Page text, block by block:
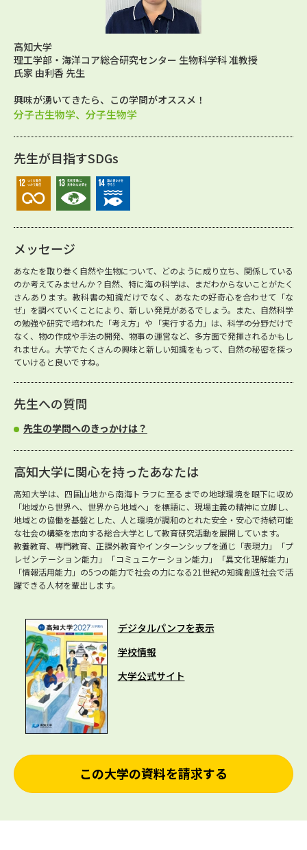
高知大学
理工学部・海洋コア総合研究センター 生物科学科 准教授
氏家 由利香 先生
興味が湧いてきたら、この学問がオススメ！
分子古生物学、分子生物学
先生が目指すSDGs
メッセージ
あなたを取り巻く自然や生物について、どのように成り立ち、関係している
のか考えてみませんか？自然、特に海の科学は、まだわからないことがたく
さんあります。教科書の知識だけでなく、あなたの好奇心を合わせて「な
ぜ」を調べていくことにより、新しい発見があるでしょう。また、自然科学
の勉強や研究で培われた「考え方」や「実行する力」は、科学の分野だけで
なく、物の作成や手法の開発、物事の運営など、多方面で発揮されるかもし
れません。大学でたくさんの興味と新しい知識をもって、自然の秘密を探っ
ていけると良いですね。
先生への質問
先生の学問へのきっかけは？
高知大学に関心を持ったあなたは
高知大学は、四国山地から南海トラフに至るまでの地球環境を眼下に収め
「地域から世界へ、世界から地域へ」を標語に、現場主義の精神に立脚し、
地域との協働を基盤とした、人と環境が調和のとれた安全・安心で持続可能
な社会の構築を志向する総合大学として教育研究活動を展開しています。
教養教育、専門教育、正課外教育やインターンシップを通じ「表現力」「プ
レゼンテーション能力」「コミュニケーション能力」「異文化理解能力」
「情報活用能力」の5つの能力で社会の力になる21世紀の知識創造社会で活
躍できる人材を輩出します。
デジタルパンフを表示
学校情報
大学公式サイト
この大学の資料を請求する